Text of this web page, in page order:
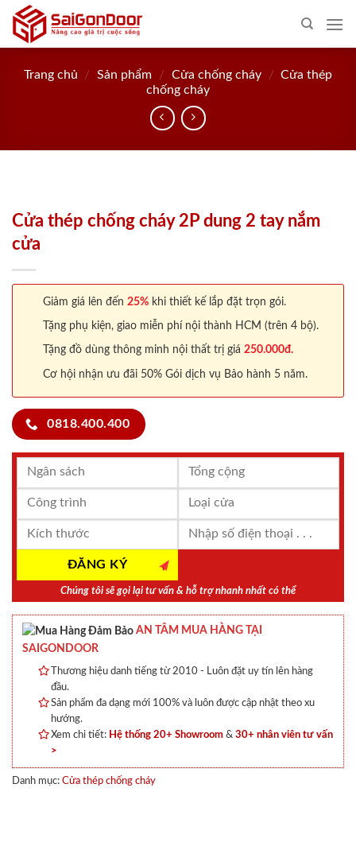
Skip
content
Trang chủ / Sản phẩm / Cửa chống cháy / Cửa thép
chống cháy
Cửa thép chống cháy 2P dung 2 tay nắm
cửa
Giảm giá lên đến 25% khi thiết kế lắp đặt trọn gói.
Tặng phụ kiện, giao miễn phí nội thành HCM (trên 4 bộ).
Tặng đồ dùng thông minh nội thất trị giá 250.000đ.
Cơ hội nhận ưu đãi 50% Gói dịch vụ Bảo hành 5 năm.
0818.400.400
Chúng tôi sẽ gọi lại tư vấn & hỗ trợ nhanh nhất có thể
AN TÂM MUA HÀNG TẠI
SAIGONDOOR
Thương hiệu danh tiếng từ 2010 - Luôn đặt uy tín lên hàng
đầu.
Sản phẩm đa dạng mới 100% và luôn được cập nhật theo xu
hướng.
Xem chi tiết: Hệ thống 20+ Showroom & 30+ nhân viên tư vấn
>
Danh mục: Cửa thép chống cháy